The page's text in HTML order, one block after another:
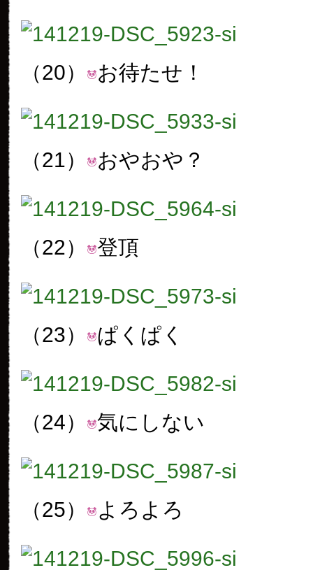
（20） お待たせ！
（21） おやおや？
（22） 登頂
（23） ぱくぱく
（24） 気にしない
（25） よろよろ